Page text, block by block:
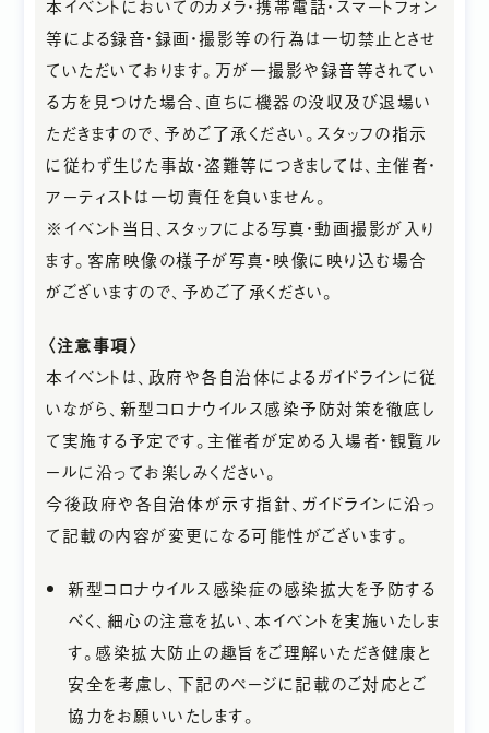
GOODS SHOP「 一个晴天」
CONTACT
本イベントにおいてのカメラ・携帯電話・スマートフォン
等による録音・録画・撮影等の行為は一切禁止とさせ
ていただいております。万が一撮影や録音等されてい
る方を見つけた場合、直ちに機器の没収及び退場い
ただきますので、予めご了承ください。スタッフの指示
に従わず生じた事故・盗難等につきましては、主催者・
アーティストは一切責任を負いません。
※イベント当日、スタッフによる写真・動画撮影が入り
ます。客席映像の様子が写真・映像に映り込む場合
がございますので、予めご了承ください。
〈注意事項〉
本イベントは、政府や各自治体によるガイドラインに従
いながら、新型コロナウイルス感染予防対策を徹底し
て実施する予定です。主催者が定める入場者・観覧ル
ールに沿ってお楽しみください。
今後政府や各自治体が示す指針、ガイドラインに沿っ
て記載の内容が変更になる可能性がございます。
新型コロナウイルス感染症の感染拡大を予防する
べく、細心の注意を払い、本イベントを実施いたしま
す。感染拡大防止の趣旨をご理解いただき健康と
安全を考慮し、下記のページに記載のご対応とご
協力をお願いいたします。